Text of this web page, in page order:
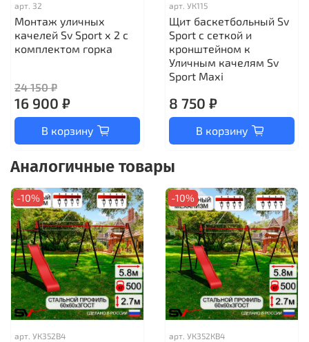
арт. 32
Монтаж уличных
качелей Sv Sport х 2 с
комплектом горка
24 150 ₽
16 900 ₽
В корзину
арт. УК115
Щит баскетбольный Sv
Sport c сеткой и
кронштейном к
Уличным качелям Sv
Sport Maхi
8 750 ₽
В корзину
Аналогичные товары
-10%
арт. УК352В4
-10%
арт. УК352КВ4